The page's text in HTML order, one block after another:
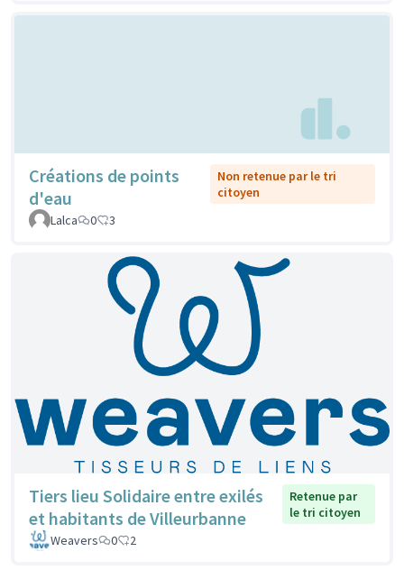
Créations de points
d'eau
Non retenue par le tri
citoyen
Lalca
0 3
Tiers lieu Solidaire entre exilés
et habitants de Villeurbanne
Retenue par
le tri citoyen
Weavers
0 2